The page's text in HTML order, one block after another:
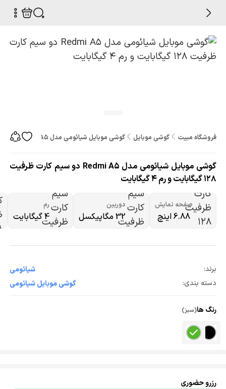
فروشگاه مبیت گوشی موبایل گوشی موبایل شیائومی مدل Redmi A5 دو سیم کارت ظرفیت 128 گیگابایت و رم 4 گیگابایت
گوشی موبایل شیائومی مدل Redmi A5 دو سیم کارت ظرفیت
128 گیگابایت و رم 4 گیگابایت
صفحه نمایش
6.88 اینچ
دوربین
32 مگاپیکسل
رم
4 گیگابایت
برند:
شیائومی
دسته بندی:
گوشی موبایل شیائومی
رنگ ها(سبز)
رزرو حضوری